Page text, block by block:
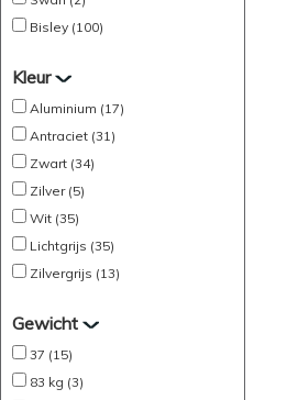
Bisley (100)
Kleur
Aluminium (17)
Antraciet (31)
Zwart (34)
Zilver (5)
Wit (35)
Lichtgrijs (35)
Zilvergrijs (13)
Gewicht
37 (15)
83 kg (3)